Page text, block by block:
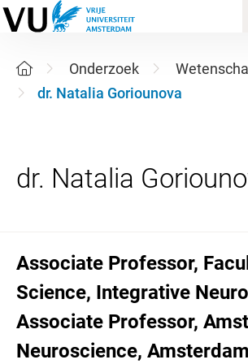
Onderzoek
dr. Natalia Goriounova
Associate Professor,
Science, Integrative
Associate Professor,
Neuroscience, Amsterdam